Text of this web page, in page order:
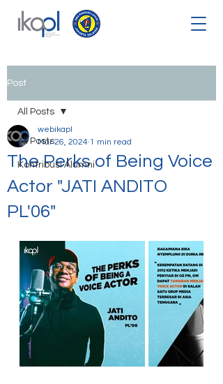
Post
All Posts
Kontribusi Alumni
All Posts
The Perks of Being Voice
Actor "JATI ANDITO
PL'06"
webikapl
Mar 26, 2024 1 min read